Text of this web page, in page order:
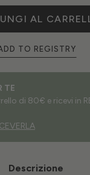
AL
TO REGISTRY
TE
di 80€ e ricevi in
Descrizione